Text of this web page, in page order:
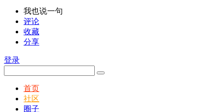
我也说一句
评论
收藏
分享
登录
首页
社区
圈子